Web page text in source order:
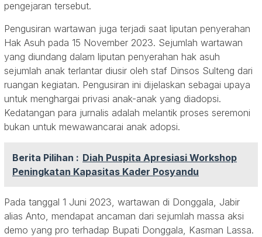
pengejaran tersebut.
Pengusiran wartawan juga terjadi saat liputan penyerahan
Hak Asuh pada 15 November 2023. Sejumlah wartawan
yang diundang dalam liputan penyerahan hak asuh
sejumlah anak terlantar diusir oleh staf Dinsos Sulteng dari
ruangan kegiatan. Pengusiran ini dijelaskan sebagai upaya
untuk menghargai privasi anak-anak yang diadopsi.
Kedatangan para jurnalis adalah melantik proses seremoni
bukan untuk mewawancarai anak adopsi.
Berita Pilihan : Diah Puspita Apresiasi Workshop
Peningkatan Kapasitas Kader Posyandu
Pada tanggal 1 Juni 2023, wartawan di Donggala, Jabir
alias Anto, mendapat ancaman dari sejumlah massa aksi
demo yang pro terhadap Bupati Donggala, Kasman Lassa.